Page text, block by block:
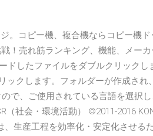
。コピー機、複合機ならコピー機
戦！売れ筋ランキング、機能、メー
ドしたファイルをダブルクリック
ックします。フォルダーが作成さ
で、ご使用されている言語を選択
（社会・環境活動） ©2011-2016
、生産工程を効率化・安定化させる